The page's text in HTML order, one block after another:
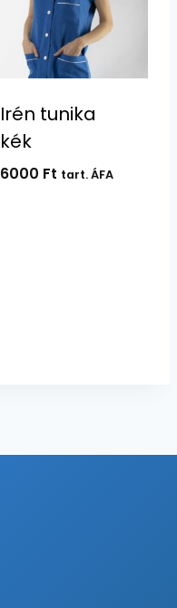
Irén tunika
kék
6000 Ft tart. ÁFA